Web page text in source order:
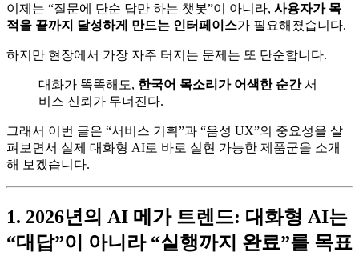
이제는 “질문에 단순 답만 하는 챗봇”이 아니라, 사용자가 목
적을 끝까지 달성하게 만드는 인터페이스가 필요해졌습니다.
하지만 현장에서 가장 자주 터지는 문제는 또 단순합니다.
대화가 똑똑해도, 한국어 목소리가 어색한 순간서
비스 신뢰가 무너진다.
그래서 이번 글은 “서비스 기획”과 “음성 UX”의 중요성을 살
펴보면서 실제 대화형 AI로 바로 실현 가능한 제품군을 소개
해 보겠습니다.
1. 2026년의 AI 메가 트렌드: 대화형 AI는
“대답”이 아니라 “실행까지 완료”를 목표